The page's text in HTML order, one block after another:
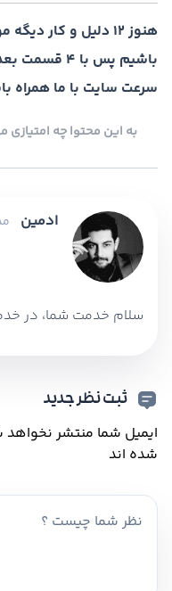
هنوز ۱۲ دلیل و کار
باشیم پس
سرعت سایت با ما همراه
به این محتوا چه امتیازی
ادمین
سلام خدمت شما، در
ثبت نظر جدید
ایمیل شما منتشر
شده اند